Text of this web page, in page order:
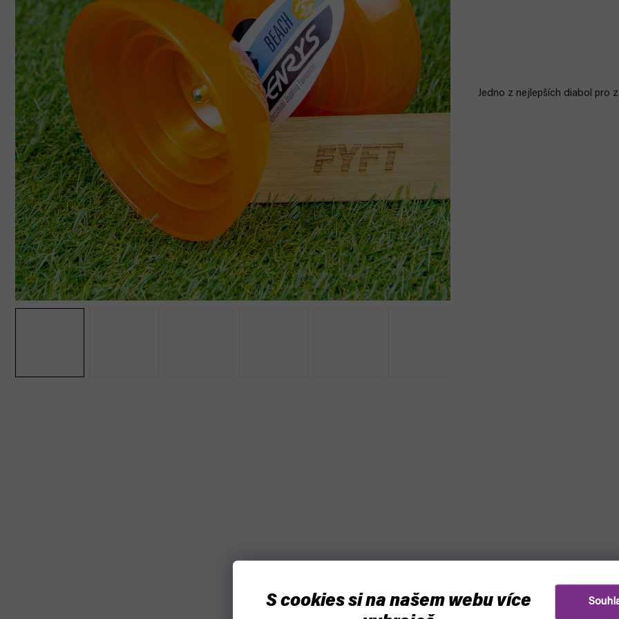
S cookies si na našem webu více
Jedno z nejlepších diabol pro